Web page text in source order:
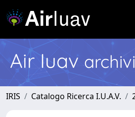
Air Iuav
IRIS Catalogo Ricerca I.U.A.V.